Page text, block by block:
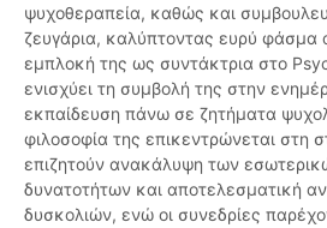
ψυχοθεραπεία, καθώς και
ζευγάρια, καλύπτοντας ευρύ φάσμα
εμπλοκή της ως συντάκτρια στο
ενισχύει τη συμβολή της στην
εκπαίδευση πάνω σε ζητήματα
φιλοσοφία της επικεντρώνεται στη
επιζητούν ανακάλυψη των
δυνατοτήτων και αποτελεσματική
δυσκολιών, ενώ οι συνεδρίες